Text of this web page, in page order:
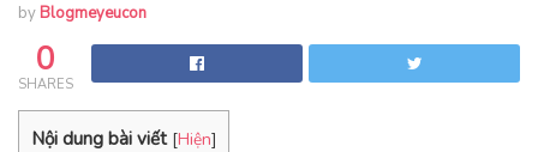
by Blogmeyeucon
0
SHARES
Nội dung bài viết [Hiện]